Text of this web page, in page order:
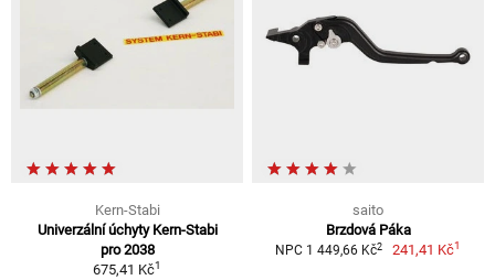
Kern-Stabi
Univerzální úchyty Kern-Stabi
pro 2038
675,41 Kč1
saito
Brzdová Páka
NPC 1 449,66 Kč2 241,41 Kč1